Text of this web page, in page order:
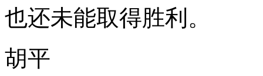
也还未能取得胜利。
胡平